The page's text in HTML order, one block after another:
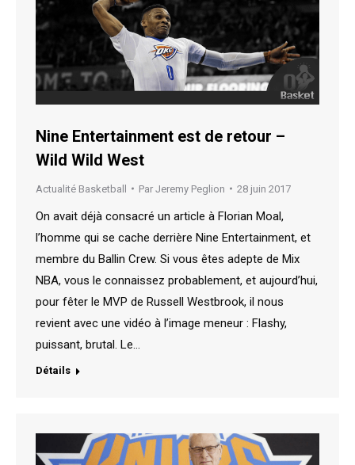
Nine Entertainment est de retour –
Wild Wild West
Actualité Basketball Par Jeremy Peglion 28 juin 2017
On avait déjà consacré un article à Florian Moal,
l’homme qui se cache derrière Nine Entertainment, et
membre du Ballin Crew. Si vous êtes adepte de Mix
NBA, vous le connaissez probablement, et aujourd’hui,
pour fêter le MVP de Russell Westbrook, il nous
revient avec une vidéo à l’image meneur : Flashy,
puissant, brutal. Le…
Détails